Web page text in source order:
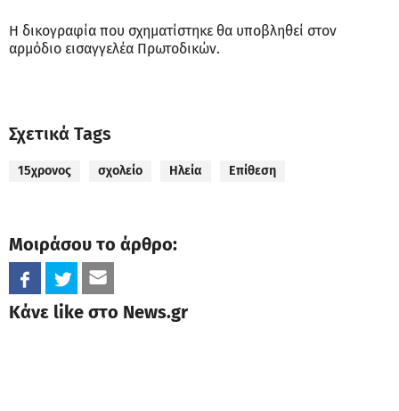
Η δικογραφία που σχηματίστηκε θα υποβληθεί στον
αρμόδιο εισαγγελέα Πρωτοδικών.
Σχετικά Tags
15χρονος σχολείο Ηλεία Επίθεση
Μοιράσου το άρθρο:
Κάνε like στο News.gr